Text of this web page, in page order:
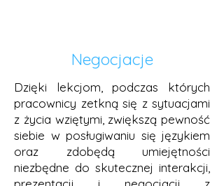
Negocjacje
Dzięki lekcjom, podczas których
pracownicy zetkną się z sytuacjami
z życia wziętymi, zwiększą pewność
siebie w posługiwaniu się językiem
oraz zdobędą umiejętności
niezbędne do skutecznej interakcji,